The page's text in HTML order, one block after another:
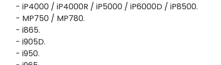
- iP4000 / iP4000R / iP5000 / iP6000D / iP8500.
- MP750 / MP780.
- i865.
- i905D.
- i950.